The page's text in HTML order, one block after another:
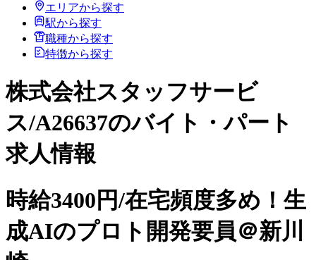
エリアから探す
駅から探す
職種から探す
特徴から探す
株式会社スタッフサービ
ス/A26637のバイト・パート
求人情報
時給3400円/在宅頻度多め！生
成AIのプロト開発要員＠新川